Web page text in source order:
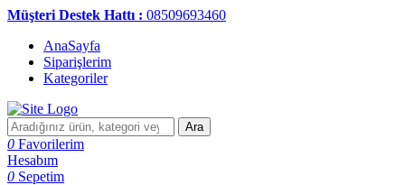
Müşteri Destek Hattı : 08509693460
AnaSayfa
Siparişlerim
Kategoriler
Ara
0 Favorilerim
Hesabım
0 Sepetim